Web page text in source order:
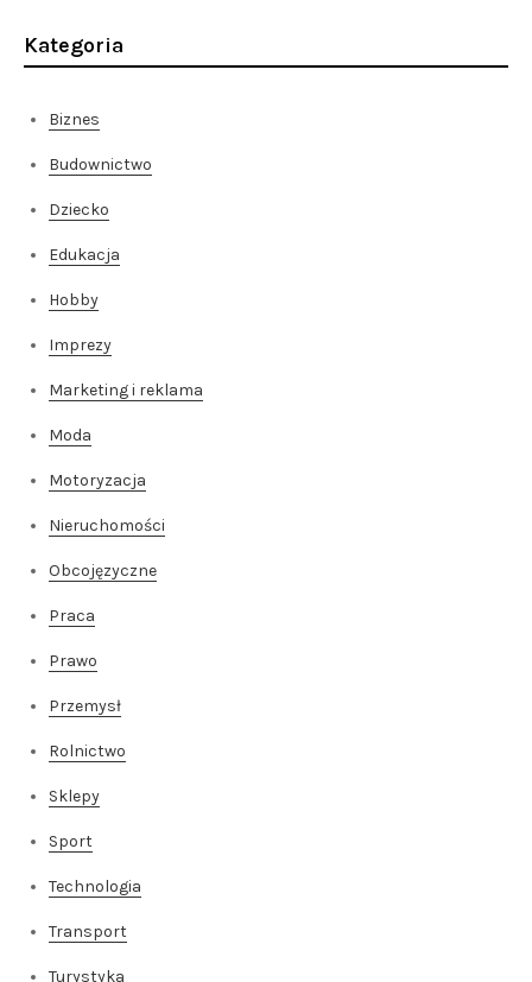
Kategoria
Biznes
Budownictwo
Dziecko
Edukacja
Hobby
Imprezy
Marketing i reklama
Moda
Motoryzacja
Nieruchomości
Obcojęzyczne
Praca
Prawo
Przemysł
Rolnictwo
Sklepy
Sport
Technologia
Transport
Turystyka